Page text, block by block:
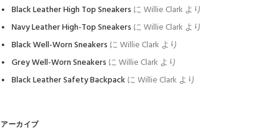
Black Leather High Top Sneakers にWillie Clark より
Navy Leather High-Top Sneakers にWillie Clark より
Black Well-Worn Sneakers にWillie Clark より
Grey Well-Worn Sneakers にWillie Clark より
Black Leather Safety BackpackにWillie Clark より
アーカイブ